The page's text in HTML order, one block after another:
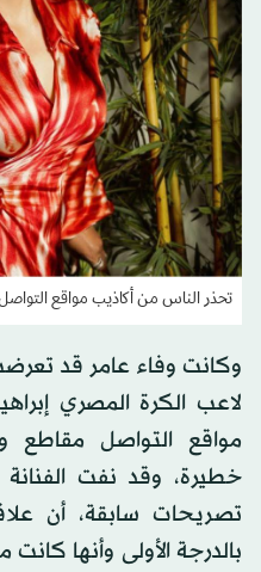
تحذر الناس من أكاذيب مواقع
وكانت وفاء عامر قد
لاعب الكرة المصري
مواقع التواصل مقاطع
خطيرة، وقد نفت
تصريحات سابقة، أن
بالدرجة الأولى وأنها